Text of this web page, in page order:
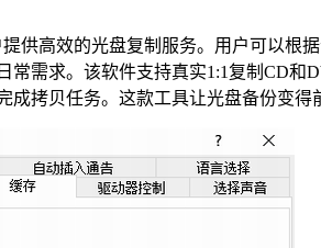
供高效的光盘复制服务。用户可以根
需求。该软件支持真实1:1复制CD
拷贝任务。这款工具让光盘备份变得